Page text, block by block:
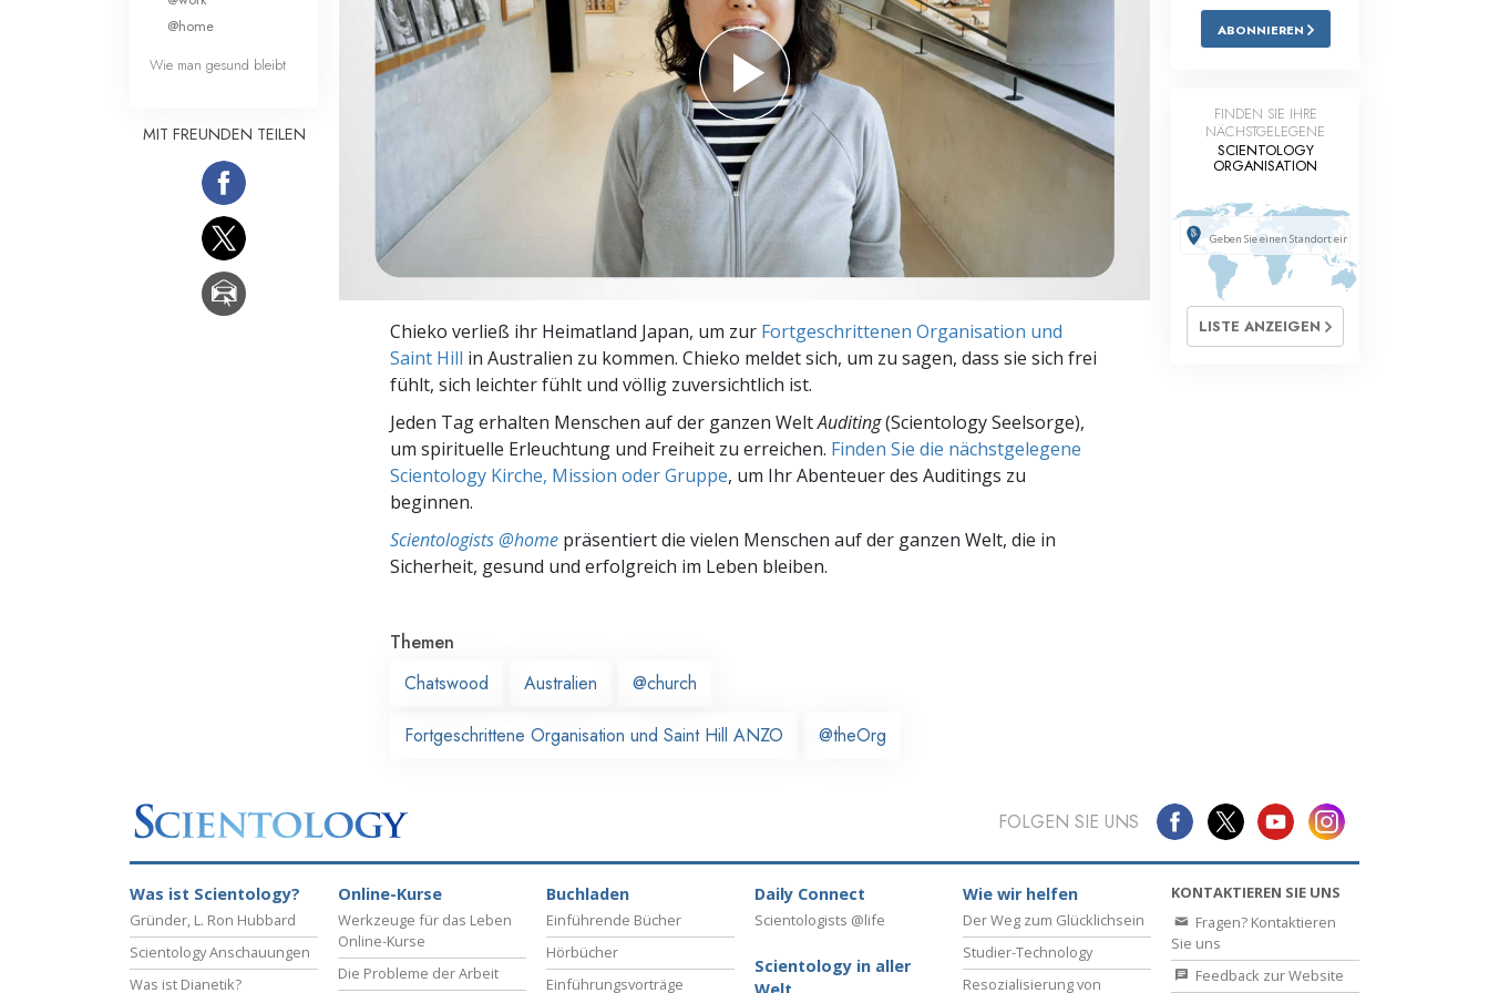
Liebe und Hass – Was ist Größe?
Antworten auf das Drogenproblem
Werkzeuge für den Arbeitsplatz
Ethik und die Zustände
Die Ursache von Unterdrückung
Ermittlungen
Grundlagen des Organisierens
Die Grundlagen von Public Relations
Chieko verließ ihr Heimatland Japan, um zur Fortgeschrittenen Organisation und
Saint Hill in Australien zu kommen. Chieko meldet sich, um zu sagen, dass sie sich frei
fühlt, sich leichter fühlt und völlig zuversichtlich ist.
Jeden Tag erhalten Menschen auf der ganzen WeltAuditing(Scientology Seelsorge),
um spirituelle Erleuchtung und Freiheit zu erreichen. Finden Sie die nächstgelegene
Scientology Kirche, Mission oder Gruppe, um Ihr Abenteuer des Auditings zu
beginnen.
Scientologists @home präsentiert die vielen Menschen auf der ganzen Welt, die in
Sicherheit, gesund und erfolgreich im Leben bleiben.
Themen
Chatswood
Australien @church
Fortgeschrittene Organisation und Saint Hill ANZO @theOrg
@home
Wie man gesund bleibt
MIT FREUNDEN TEILEN
ABONNIEREN
FINDEN SIE IHRE
NÄCHSTGELEGENE
SCIENTOLOGY
ORGANISATION
LISTE ANZEIGEN
FOLGEN SIE UNS
Was ist Scientology?
Gründer, L. Ron Hubbard
Scientology Anschauungen
Was ist Dianetik?
Online-Kurse
Werkzeuge für das Leben
Online-Kurse
Die Probleme der Arbeit
Buchladen
Einführende Bücher
Hörbücher
Einführungsvorträge
Daily Connect
Scientologists @life
Scientology in aller
Wie wir helfen
Der Weg zum Glücklichsein
Studier-Technology
Resozialisierung von
KONTAKTIEREN SIE UNS
Fragen? Kontaktieren
Sie uns
Feedback zur Website